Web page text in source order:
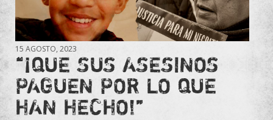
15 AGOSTO, 2023
“¡QUE SUS ASESINOS
PAGUEN POR LO QUE
HAN HECHO!”